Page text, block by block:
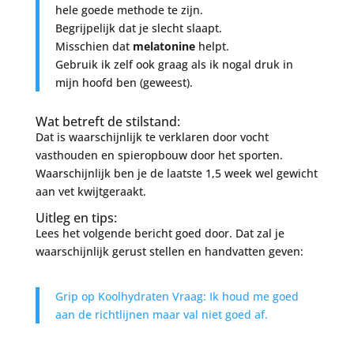
hele goede methode te zijn.
Begrijpelijk dat je slecht slaapt.
Misschien dat melatoninehelpt.
Gebruik ik zelf ook graag als ik nogal druk in
mijn hoofd ben (geweest).
Wat betreft de stilstand:
Dat is waarschijnlijk te verklaren door vocht
vasthouden en spieropbouw door het sporten.
Waarschijnlijk ben je de laatste 1,5 week wel gewicht
aan vet kwijtgeraakt.
Uitleg en tips:
Lees het volgende bericht goed door. Dat zal je
waarschijnlijk gerust stellen en handvatten geven:
Grip op Koolhydraten Vraag: Ik houd me goed
aan de richtlijnen maar val niet goed af.